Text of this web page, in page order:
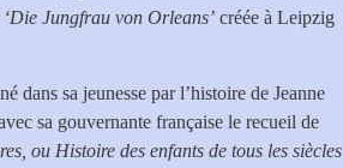
‘Die Jungfrau von Orleans’ créée à Leipzig
dans sa jeunesse par l’histoire de Jeanne
sa gouvernante française le recueil de
ou Histoire des enfants de tous les siècles